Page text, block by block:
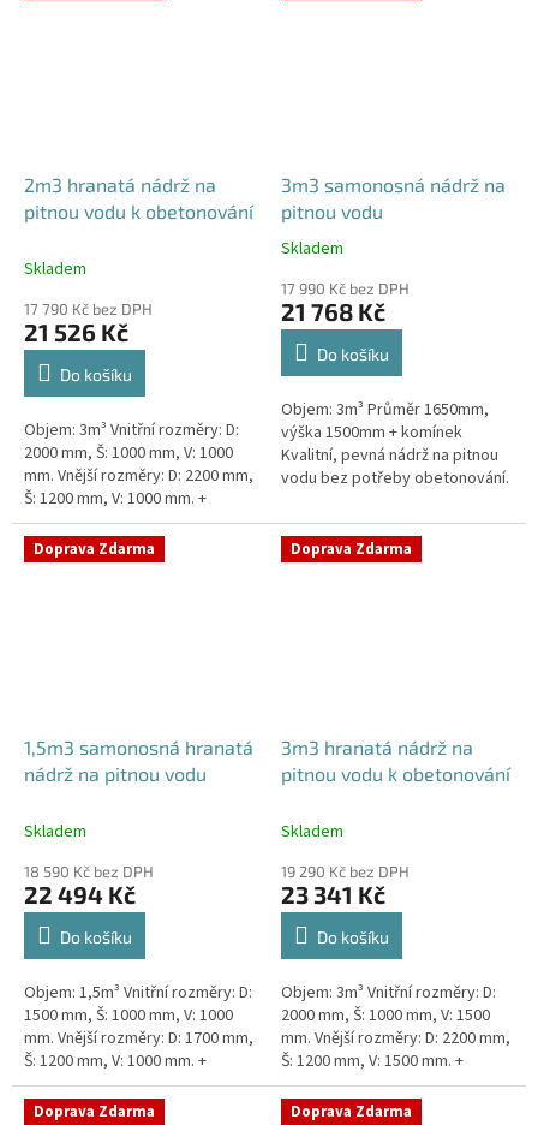
2m3 hranatá nádrž na
pitnou vodu k obetonování
Skladem
17 790 Kč bez DPH
21 526 Kč
Do košíku
Objem: 3m³ Vnitřní rozměry: D:
2000 mm, Š: 1000 mm, V: 1000
mm. Vnější rozměry: D: 2200 mm,
Š: 1200 mm, V: 1000 mm. +
komínek. Kvalitní nádrž na pitnou
vodu pod parkovací...
3m3 samonosná nádrž na
pitnou vodu
Průměrné
produktu
je
5,0
hvězdiček.
Skladem
17 990 Kč bez DPH
21 768 Kč
Do košíku
Objem: 3m³ Průměr 1650mm,
výška 1500mm + komínek
Kvalitní, pevná nádrž na pitnou
vodu bez potřeby obetonování.
prostupů pro potrubí a hadice
specifikujte...
Doprava Zdarma
1,5m3 samonosná hranatá
nádrž na pitnou vodu
Skladem
18 590 Kč bez DPH
22 494 Kč
Do košíku
Objem: 1,5m³ Vnitřní rozměry: D:
1500 mm, Š: 1000 mm, V: 1000
mm. Vnější rozměry: D: 1700 mm,
Š: 1200 mm, V: 1000 mm. +
komínek Kvalitní, pevná nádrž na
pitnou vodu bez...
Doprava Zdarma
3m3 hranatá nádrž na
pitnou vodu k obetonování
Skladem
19 290 Kč bez DPH
23 341 Kč
Do košíku
Objem: 3m³ Vnitřní rozměry: D:
2000 mm, Š: 1000 mm, V: 1500
mm. Vnější rozměry: D: 2200 mm,
Š: 1200 mm, V: 1500 mm. +
komínek. Kvalitní nádrž na
pitnou vodu pod...
Doprava Zdarma Doprava Zdarma